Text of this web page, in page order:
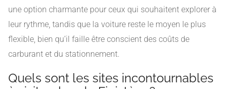
une option charmante pour ceux qui souhaitent explorer à
leur rythme, tandis que la voiture reste le moyen le plus
flexible, bien qu’il faille être conscient des coûts de
carburant et du stationnement.
Quels sont les sites incontournables